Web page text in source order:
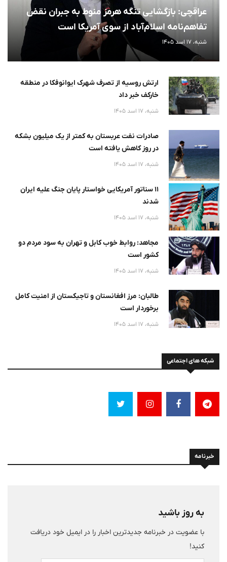
عراقچی: بازگشایی تنگه هرمز منوط به جبران نقض
تفاهم‌نامه اسلام‌آباد از سوی آمریکا است
شنبه، 17 اسد 1405
ارتش روسیه از تصرف شهرک ایوانوفکا در منطقه
خارکف خبر داد
شنبه، 17 اسد 1405
صادرات نفت عربستان به کمتر از یک میلیون بشکه
در روز کاهش یافته است
شنبه، 17 اسد 1405
۱۱ سناتور آمریکایی خواستار پایان جنگ علیه ایران
شدند
شنبه، 17 اسد 1405
مجاهد: روابط خوب کابل و تهران به سود مردم دو
کشور است
شنبه، 17 اسد 1405
طالبان: مرز افغانستان و تاجیکستان از امنیت کامل
برخوردار است
شنبه، 17 اسد 1405
شبکه های اجتماعی
خبرنامه
به روز باشید
با عضویت در خبرنامه جدیدترین اخبار را در ایمیل خود دریافت
کنید!